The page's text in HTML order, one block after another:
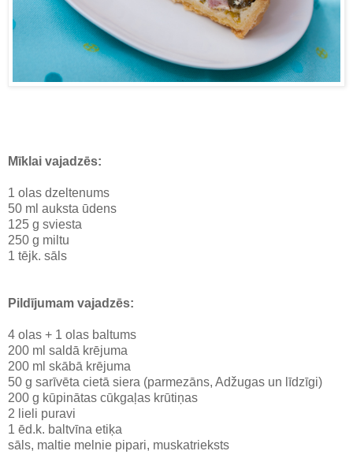
Mīklai vajadzēs:
1 olas dzeltenums
50 ml auksta ūdens
125 g sviesta
250 g miltu
1 tējk. sāls
Pildījumam vajadzēs:
4 olas + 1 olas baltums
200 ml saldā krējuma
200 ml skābā krējuma
50 g sarīvēta cietā siera (parmezāns, Adžugas un līdzīgi)
200 g kūpinātas cūkgaļas krūtiņas
2 lieli puravi
1 ēd.k. baltvīna etiķa
sāls, maltie melnie pipari, muskatrieksts